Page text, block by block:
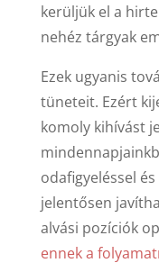
kerüljük el a
nehéz tárgyak
Ezek ugyanis
tüneteit. Ezért
komoly kihívást
odafigyeléssel
jelentősen
alvási pozíciók
ennek a